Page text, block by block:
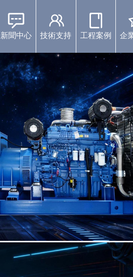
新聞中心
視頻展示
企業動態
中標通知書
技術支持 工程案例
案例中心
企